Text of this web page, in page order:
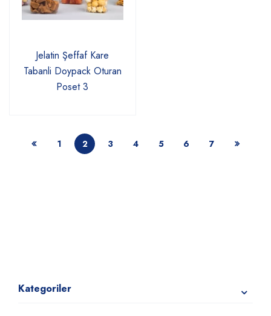
Jelatin Şeffaf Kare
Tabanli Doypack Oturan
Poset 3
1 2 3 4 5 6 7
Kategoriler